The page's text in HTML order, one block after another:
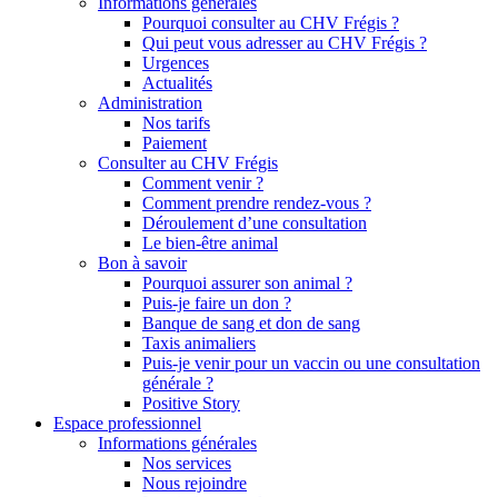
Pourquoi consulter au CHV Frégis ?
Qui peut vous adresser au CHV Frégis ?
Urgences
Actualités
Administration
Nos tarifs
Paiement
Consulter au CHV Frégis
Comment venir ?
Comment prendre rendez-vous ?
Déroulement d’une consultation
Le bien-être animal
Bon à savoir
Pourquoi assurer son animal ?
Puis-je faire un don ?
Banque de sang et don de sang
Taxis animaliers
Puis-je venir pour un vaccin ou une consultation
générale ?
Positive Story
Espace professionnel
Informations générales
Nos services
Nous rejoindre